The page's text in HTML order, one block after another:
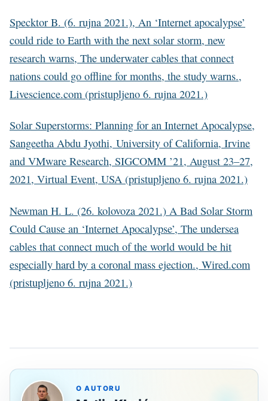
Specktor B. (6. rujna 2021.), An ‘Internet apocalypse’
could ride to Earth with the next solar storm, new
research warns, The underwater cables that connect
nations could go offline for months, the study warns.,
Livescience.com (pristupljeno 6. rujna 2021.)
Solar Superstorms: Planning for an Internet Apocalypse,
Sangeetha Abdu Jyothi, University of California, Irvine
and VMware Research, SIGCOMM ’21, August 23–27,
2021, Virtual Event, USA (pristupljeno 6. rujna 2021.)
Newman H. L. (26. kolovoza 2021.) A Bad Solar Storm
Could Cause an ‘Internet Apocalypse’, The undersea
cables that connect much of the world would be hit
especially hard by a coronal mass ejection., Wired.com
(pristupljeno 6. rujna 2021.)
O AUTORU